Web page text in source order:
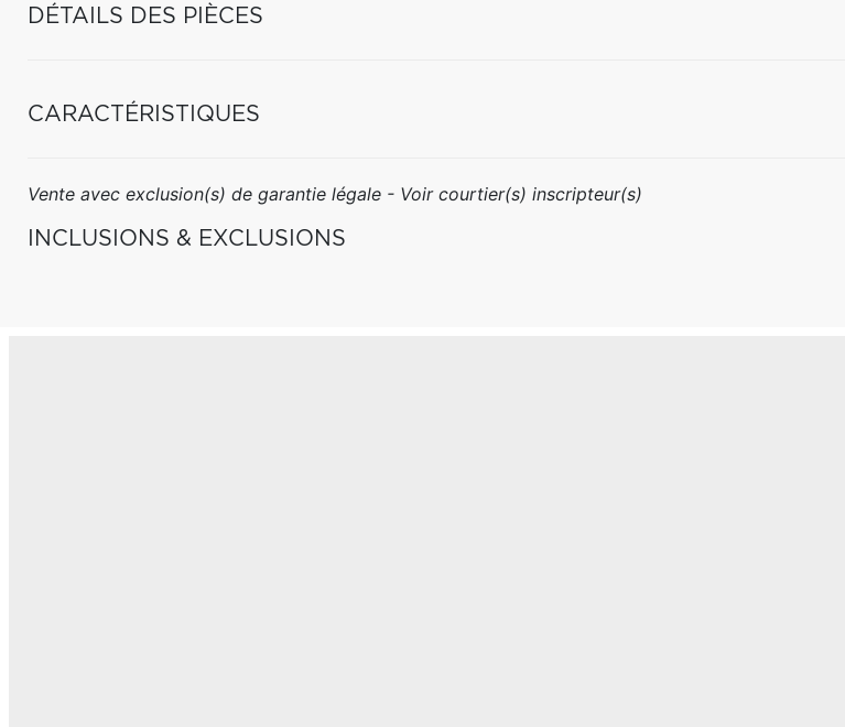
DÉTAILS DES PIÈCES
CARACTÉRISTIQUES
Vente avec exclusion(s) de garantie légale - Voir courtier(s) inscripteur(s)
INCLUSIONS & EXCLUSIONS